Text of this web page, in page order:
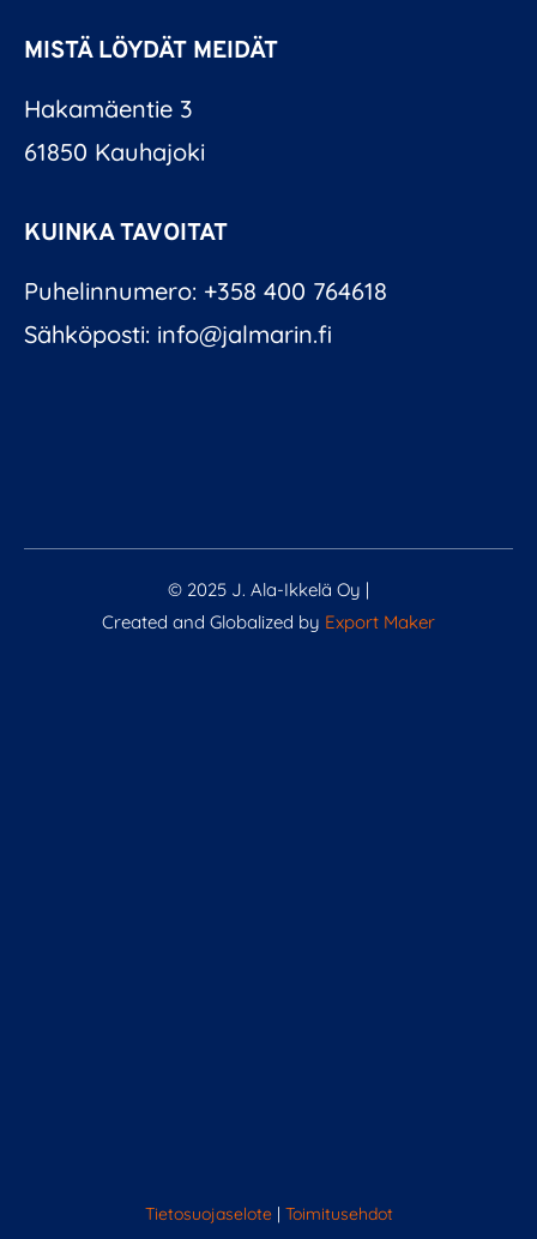
MISTÄ LÖYDÄT MEIDÄT
Hakamäentie 3
61850 Kauhajoki
KUINKA TAVOITAT
Puhelinnumero: +358 400 764618
Sähköposti: info@jalmarin.fi
© 2025 J. Ala-Ikkelä Oy |
Created and Globalized by Export Maker
Tietosuojaselote| Toimitusehdot